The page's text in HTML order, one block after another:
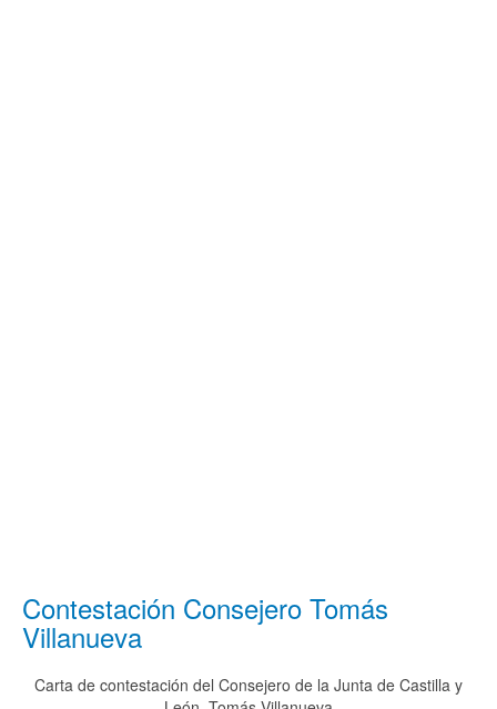
Contestación Consejero Tomás
Villanueva
Carta de contestación del Consejero de la Junta de Castilla y